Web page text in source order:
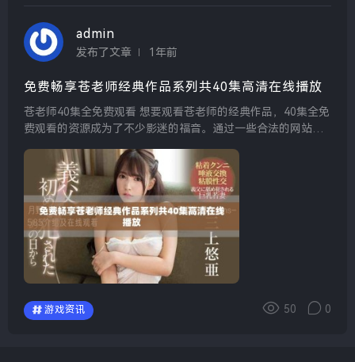
admin
发布了文章 1年前
免费畅享苍老师经典作品系列共40集高清在线播放
苍老师40集全免费观看 想要观看苍老师的经典作品，40集全免
费观看的资源成为了不少影迷的福音。通过一些合法的网站或
仅满足了观众的视听需求，也让大家能够无负担地回...
游戏资讯 50 0